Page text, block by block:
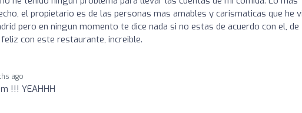
el propietario es de las personas mas amables y carismaticas que he
pero en ningun momento te dice nada si no estas de acuerdo con el, de
con este restaurante, increible.
ago
!!! YEAHHH